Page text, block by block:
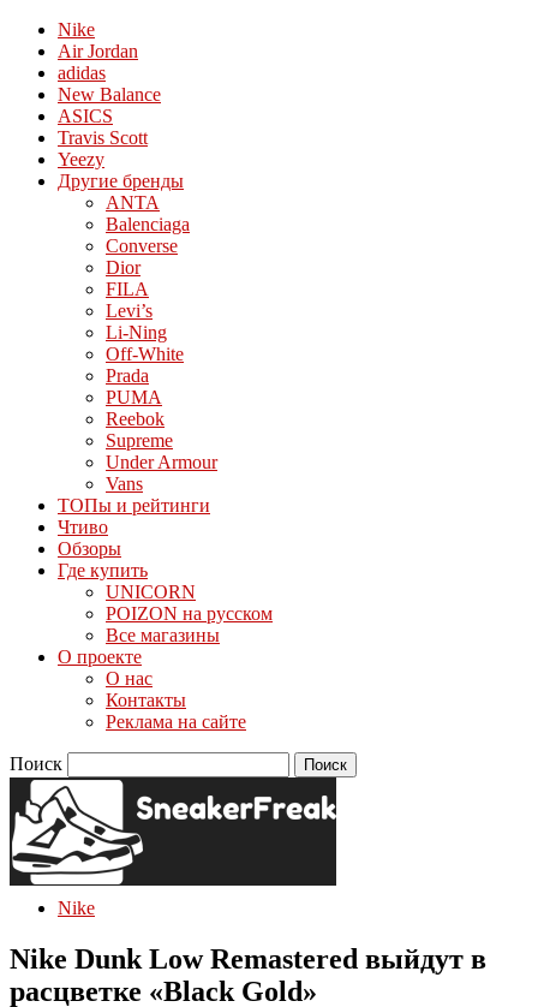
Nike
Air Jordan
adidas
New Balance
ASICS
Travis Scott
Yeezy
Другие бренды
ANTA
Balenciaga
Converse
Dior
FILA
Levi’s
Li-Ning
Off-White
Prada
PUMA
Reebok
Supreme
Under Armour
Vans
ТОПы и рейтинги
Чтиво
Обзоры
Где купить
UNICORN
POIZON на русском
Все магазины
О проекте
О нас
Контакты
Реклама на сайте
Поиск
Nike
Nike Dunk Low Remastered выйдут в
расцветке «Black Gold»